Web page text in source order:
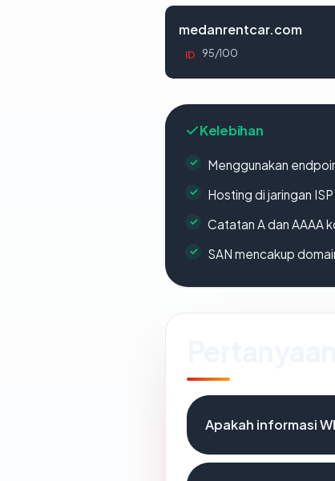
medanrentcar.com
ID 95/100
Kelebihan
Menggunakan
Hosting di jaringan
Catatan A dan AAAA
SAN mencakup
Apakah informasi